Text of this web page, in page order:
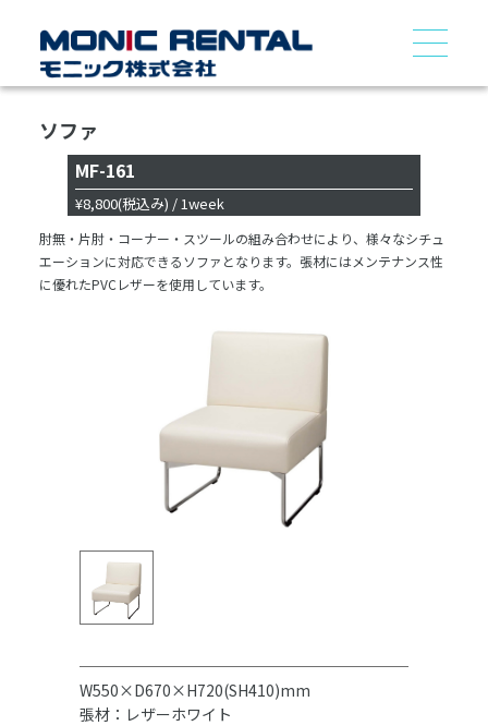
ソファ
MF-161
¥8,800(税込み) / 1week
肘無・片肘・コーナー・スツールの組み合わせにより、様々なシチュ
エーションに対応できるソファとなります。張材にはメンテナンス性
に優れたPVCレザーを使用しています。
W550×D670×H720(SH410)mm
張材：レザーホワイト